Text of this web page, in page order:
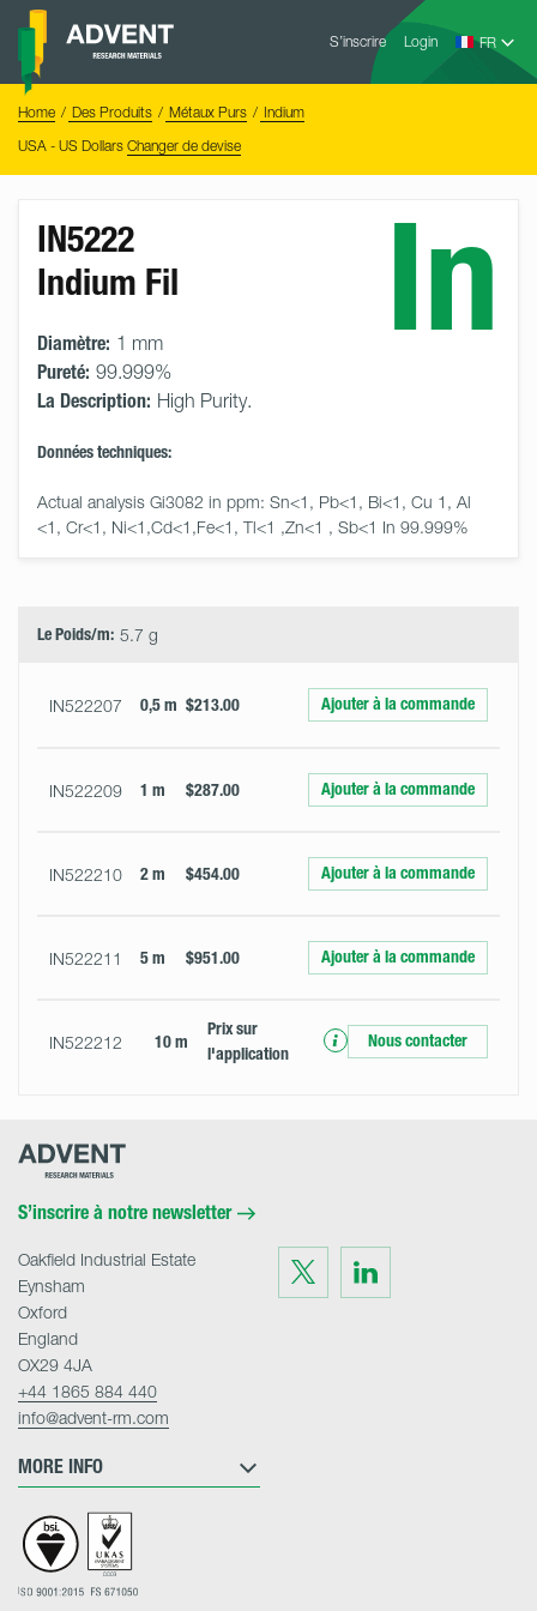
Skip
content
S’inscrire Login
Advent
Home Des Produits Métaux Purs
Indium
USA - US Dollars Changer de devise
In
IN5222
Indium Fil
Diamètre: 1 mm
Pureté: 99.999%
La Description: High Purity.
Données techniques:
Actual analysis Gi3082 in ppm: Sn<1, Pb<1, Bi<1, Cu 1, Al
<1, Cr<1, Ni<1,Cd<1,Fe<1, Tl<1 ,Zn<1 , Sb<1 In 99.999%
Le Poids/m: 5.7 g
IN522207 0,5 m $213.00 Ajouter à la commande
IN522209 1 m $287.00 Ajouter à la commande
IN522210 2 m $454.00 Ajouter à la commande
IN522211 5 m $951.00 Ajouter à la commande
IN522212 10 m
Prix ​​sur
l'application
Nous contacter
Advent
S’inscrire à notre newsletter
Visit
us
on
Twitter
Visit
on
LinkedIn
MORE INFO
Oakfield Industrial Estate
Eynsham
Oxford
England
OX29 4JA
+44 1865 884 440
info@advent-rm.com